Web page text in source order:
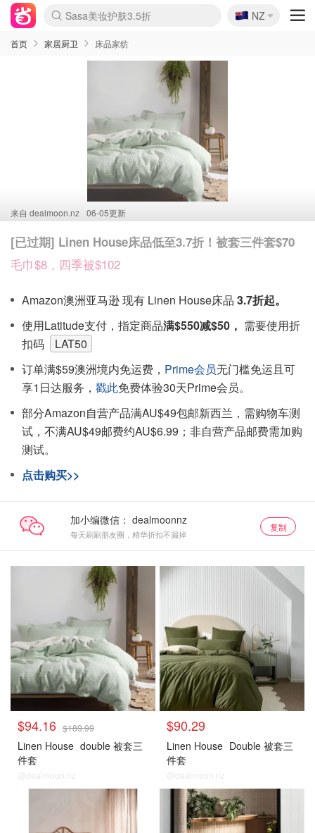
lululemon折扣上新
Sasa美妆护肤3.5折
SSENSE年中2.5折
FreshBeauty好价汇总
Cettire降价+叠9折
WWS Coles超市实拍
viagogo二手票捡漏
Myer超级周末
The Outnet奢牌1折起
David Jones 3折起
Flannels大牌1折
Perfumes Club护肤1折
AMIRO面罩$251
Amazon折扣汇总
eToro入金$200送$50
Amazon数码好物
ICONIC本周7.5折
ThedoubleF高奢地板价
Moose Knuckles 6折
丝芙兰5折起
EUFY摄像头$98
Selenichast首饰2折
Trip机票酒店促销
YSL送5件彩妆礼
Amazon家居好物
Amazon美妆护肤
雅漾大喷$8
过敏原检测盒$33
伊索独家赠50ml沐浴露
科颜氏高保湿面霜$29
SEALIFE海洋馆门票6折
丝塔芙大白罐$16
订阅Newsletter送香薰
Cult Beauty 6.8折
Harrods圣诞日历$525
LN-CC奢牌私促3折
d'Alba空姐喷雾$16
EVE LOM套装£56
Bernardelli独家4折
Adore Beauty 6折起
CT圣诞日历
Mytheresa奢品2.7折
Luxury Escapes 9折
Currentbody美容仪$881
MOON Garden Live
Roborock扫地机$649
Tingo Life水杯$24
Valentino官网5折
CR洗护套装$23
修丽可4件套$159
Myer彩妆2件7折
GANNI官网4.5折
Stylevana韩妆4折
Tessabit高奢8.5折
OGX洗发水$11
Amazon阿德莱德次日达
卡诗8.5折+赠礼
Philips Hue灯具8折
🇳🇿
NZ
首页 家居厨卫 床品家纺
来自 dealmoon.nz 06-05更新
[已过期] Linen House床品低至3.7折！被套三件套$70
毛巾$8，四季被$102
Amazon澳洲亚马逊 现有 Linen House床品 3.7折起。
使用Latitude支付，指定商品满$550减$50， 需要使用折
扣码
LAT50
订单满$59澳洲境内免运费， Prime会员无门槛免运且可
享1日达服务， 戳此免费体验30天Prime会员。
部分Amazon自营产品满AU$49包邮新西兰，需购物车测
试，不满AU$49邮费约AU$6.99；非自营产品邮费需加购
测试。
点击购买>>
加小编微信：
每天刷刷朋友圈，精华折扣不漏掉
复制
$94.16 $189.99
Linen House double 被套三
件套
@dealmoon.nz
$90.29
Linen House Double 被套三
件套
@dealmoon.nz